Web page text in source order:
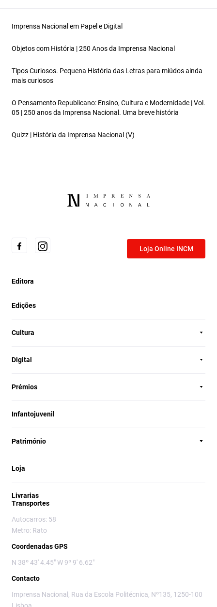
Imprensa Nacional em Papel e Digital
Objetos com História | 250 Anos da Imprensa Nacional
Tipos Curiosos. Pequena História das Letras para miúdos ainda
mais curiosos
O Pensamento Republicano: Ensino, Cultura e Modernidade | Vol.
05 | 250 anos da Imprensa Nacional. Uma breve história
Quizz | História da Imprensa Nacional (V)
Loja Online INCM
Editora
Edições
Cultura
Digital
Prémios
Infantojuvenil
Património
Loja
Livrarias
Transportes
Autocarros: 58
Metro: Rato
Coordenadas GPS
N 38º 43' 4.45" W 9º 9' 6.62"
Contacto
Imprensa Nacional, Rua da Escola Politécnica, Nº135, 1250-100